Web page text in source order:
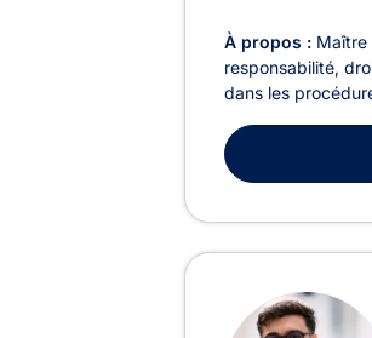
À propos : Maître
responsabilité,
dans les